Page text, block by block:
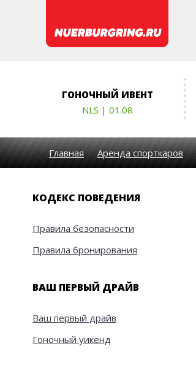
ГОНОЧНЫЙ ИВЕНТ
NLS | 01.08
Главная Аренда спорткаров
КОДЕКС ПОВЕДЕНИЯ
Правила безопасности
Правила бронирования
ВАШ ПЕРВЫЙ ДРАЙВ
Ваш первый драйв
Гоночный уикенд